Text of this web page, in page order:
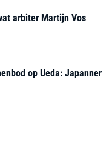
arbiter Martijn Vos
op Ueda: Japanner